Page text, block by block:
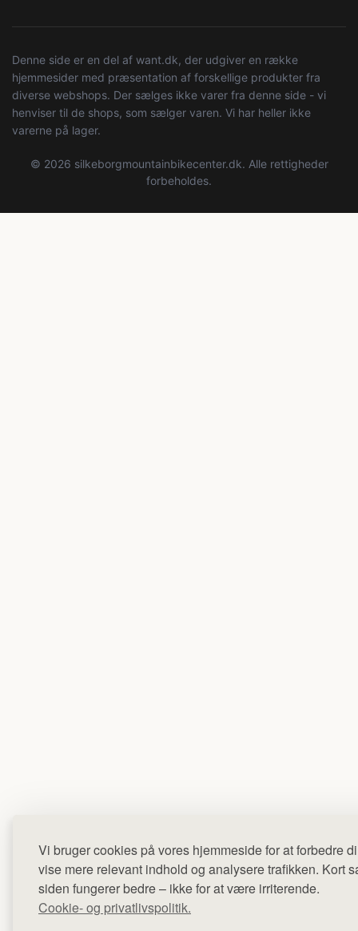
Vi bruger cookies på vores hjemmeside for at forbedre
vise mere relevant indhold og analysere trafikken. Kort
siden fungerer bedre – ikke for at være irriterende.
Cookie- og privatlivspolitik.
Denne side er en del af want.dk, der udgiver en række
hjemmesider med præsentation af forskellige produkter fra
diverse webshops. Der sælges ikke varer fra denne side - vi
henviser til de shops, som sælger varen. Vi har heller ikke
varerne på lager.
© 2026 silkeborgmountainbikecenter.dk. Alle rettigheder
forbeholdes.